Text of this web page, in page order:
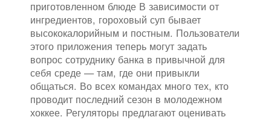
приготовленном блюде В зависимости от
ингредиентов, гороховый суп бывает
высококалорийным и постным. Пользователи
этого приложения теперь могут задать
вопрос сотруднику банка в привычной для
себя среде — там, где они привыкли
общаться. Во всех командах много тех, кто
проводит последний сезон в молодежном
хоккее. Регуляторы предлагают оценивать